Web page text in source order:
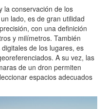
la conservación de los
lado, es de gran utilidad
con una definición
y milímetros. También
de los lugares, es
A su vez, las
de un dron permiten
espacios adecuados